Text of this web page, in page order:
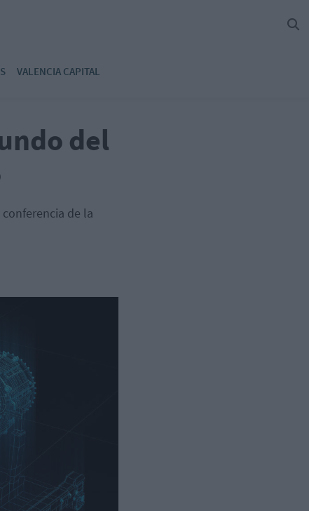
VALENCIA CAPITAL
del
de la